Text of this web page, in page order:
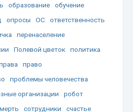
образование
обучение
опросы ОС
ответственность
перенаселение
Полевой цветок
политика
право
проблемы человечества
организации
робот
сотрудники
счастье